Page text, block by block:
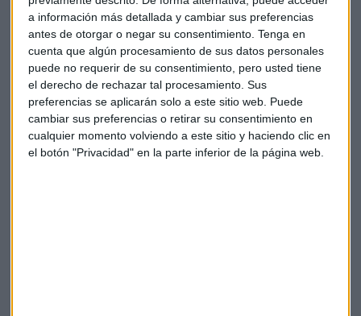
a información más detallada y cambiar sus preferencias
antes de otorgar o negar su consentimiento. Tenga en
cuenta que algún procesamiento de sus datos personales
puede no requerir de su consentimiento, pero usted tiene
el derecho de rechazar tal procesamiento. Sus
preferencias se aplicarán solo a este sitio web. Puede
cambiar sus preferencias o retirar su consentimiento en
cualquier momento volviendo a este sitio y haciendo clic en
el botón "Privacidad" en la parte inferior de la página web.
Suscríbete a nuestros boletines
Te enviaremos las noticias más importantes del día